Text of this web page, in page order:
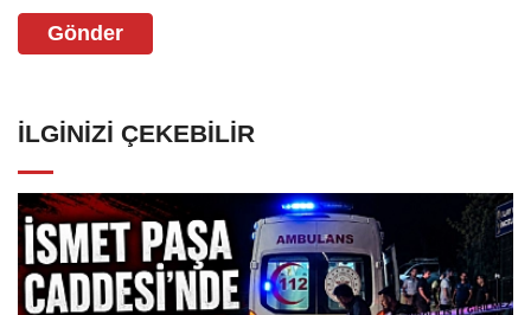
Gönder
İLGINIZI ÇEKEBILIR